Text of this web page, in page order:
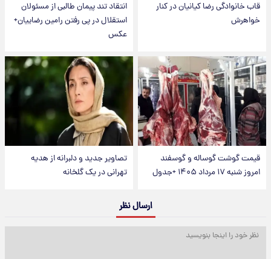
قاب خانوادگی رضا کیانیان در کنار
خواهرش
انتقاد تند پیمان طالبی از مسئولان
استقلال در پی رفتن رامین رضاییان+
عکس
قیمت گوشت گوساله و گوسفند
امروز شنبه ۱۷ مرداد ۱۴۰۵ +جدول
تصاویر جدید و دلبرانه از هدیه
تهرانی در یک گلخانه
ارسال نظر